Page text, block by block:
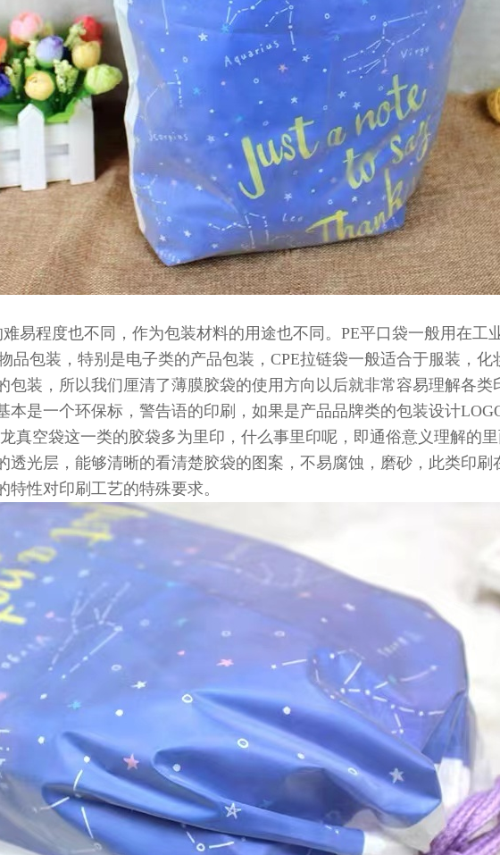
易程度也不同，作为包装材料的用途也不同。PE平口袋一般用在工
品包装，特别是电子类的产品包装，CPE拉链袋一般适合于服装，化
包装，所以我们厘清了薄膜胶袋的使用方向以后就非常容易理解各
本是一个环保标，警告语的印刷，如果是产品品牌类的包装设计
真空袋这一类的胶袋多为里印，什么事里印呢，即通俗意义理解的
透光层，能够清晰的看清楚胶袋的图案，不易腐蚀，磨砂，此类印
性对印刷工艺的特殊要求。